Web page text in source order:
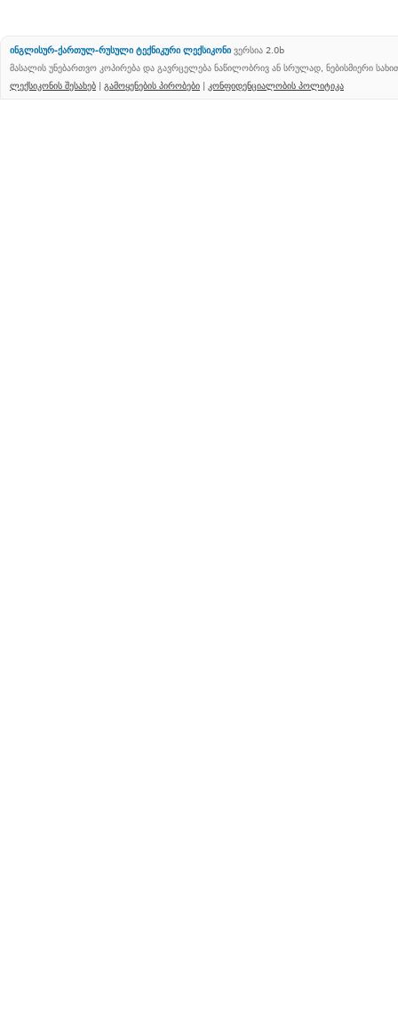
ინგლისურ-ქართულ-რუსული ტექნიკური ლექსიკონი ვერსია 2.0b
მასალის უნებართვო კოპირება და გავრცელება ნაწილობრივ ან სრულად, ნებისმიერი
ლექსიკონის შესახებ | გამოყენების პირობები | კონფიდენციალობის პოლიტიკა